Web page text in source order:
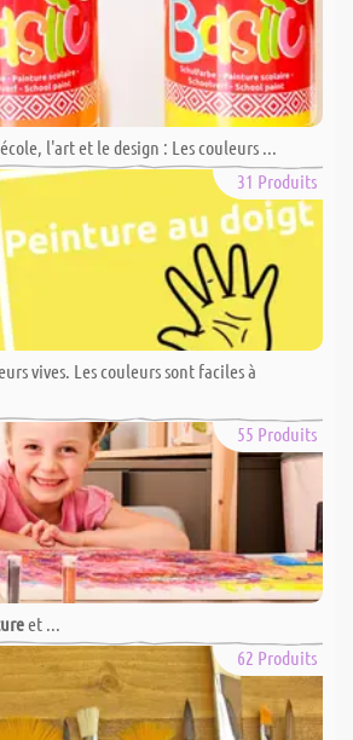
l'art et le design : Les couleurs ...
31 Produits
vives. Les couleurs sont faciles à
55 Produits
et ...
62 Produits